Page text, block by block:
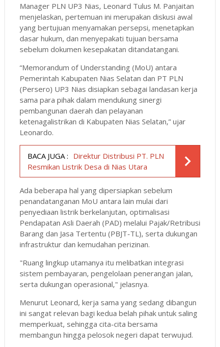
Manager PLN UP3 Nias, Leonard Tulus M. Panjaitan
menjelaskan, pertemuan ini merupakan diskusi awal
yang bertujuan menyamakan persepsi, menetapkan
dasar hukum, dan menyepakati tujuan bersama
sebelum dokumen kesepakatan ditandatangani.
“Memorandum of Understanding (MoU) antara
Pemerintah Kabupaten Nias Selatan dan PT PLN
(Persero) UP3 Nias disiapkan sebagai landasan kerja
sama para pihak dalam mendukung sinergi
pembangunan daerah dan pelayanan
ketenagalistrikan di Kabupaten Nias Selatan,” ujar
Leonardo.
BACA JUGA : Direktur Distribusi PT. PLN
Resmikan Listrik Desa di Nias Utara
Ada beberapa hal yang dipersiapkan sebelum
penandatanganan MoU antara lain mulai dari
penyediaan listrik berkelanjutan, optimalisasi
Pendapatan Asli Daerah (PAD) melalui Pajak/Retribusi
Barang dan Jasa Tertentu (PBJT-TL), serta dukungan
infrastruktur dan kemudahan perizinan.
"Ruang lingkup utamanya itu melibatkan integrasi
sistem pembayaran, pengelolaan penerangan jalan,
serta dukungan operasional," jelasnya.
Menurut Leonard, kerja sama yang sedang dibangun
ini sangat relevan bagi kedua belah pihak untuk saling
memperkuat, sehingga cita-cita bersama
membangun hingga pelosok negeri dapat terwujud.